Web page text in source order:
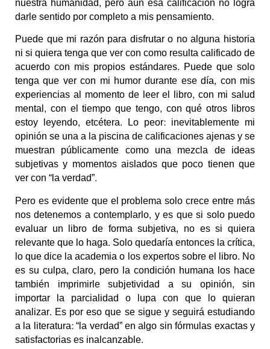
darle sentido por completo a mis pensamiento.
Puede que mi razón para disfrutar o no alguna historia
ni si quiera tenga que ver con como resulta calificado de
acuerdo con mis propios estándares. Puede que solo
tenga que ver con mi humor durante ese día, con mis
experiencias al momento de leer el libro, con mi salud
mental, con el tiempo que tengo, con qué otros libros
estoy leyendo, etcétera. Lo peor: inevitablemente mi
opinión se una a la piscina de calificaciones ajenas y se
muestran públicamente como una mezcla de ideas
subjetivas y momentos aislados que poco tienen que
ver con “la verdad”.
Pero es evidente que el problema solo crece entre más
nos detenemos a contemplarlo, y es que si solo puedo
evaluar un libro de forma subjetiva, no es si quiera
relevante que lo haga. Solo quedaría entonces la crítica,
lo que dice la academia o los expertos sobre el libro. No
es su culpa, claro, pero la condición humana los hace
también imprimirle subjetividad a su opinión, sin
importar la parcialidad o lupa con que lo quieran
analizar. Es por eso que se sigue y seguirá estudiando
a la literatura: “la verdad” en algo sin fórmulas exactas y
satisfactorias es inalcanzable.